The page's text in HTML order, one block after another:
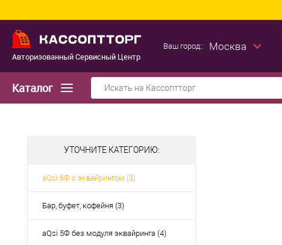
Авторизованный Сервисный Центр
Ваш город:: Москва
Каталог
УТОЧНИТЕ КАТЕГОРИЮ:
aQsi 6Ф с эквайрингом (3)
Бар, буфет, кофейня (3)
aQsi 5Ф без модуля эквайринга (4)